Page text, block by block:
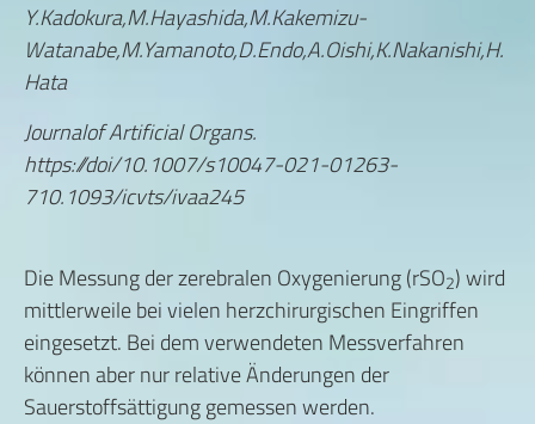
Y.Kadokura,M.Hayashida,M.Kakemizu-
Watanabe,M.Yamanoto,D.Endo,A.Oishi,K.Nakanishi,H.
Hata
Journalof Artificial Organs.
https://doi/10.1007/s10047-021-01263-
710.1093/icvts/ivaa245
Die Messung der zerebralen Oxygenierung (rSO2) wird
mittlerweile bei vielen herzchirurgischen Eingriffen
eingesetzt. Bei dem verwendeten Messverfahren
können aber nur relative Änderungen der
Sauerstoffsättigung gemessen werden.